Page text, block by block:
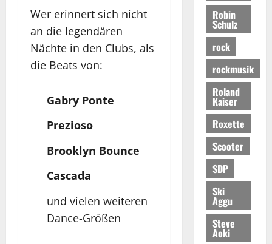
Wer erinnert sich nicht
an die legendären
Nächte in den Clubs, als
die Beats von:
Gabry Ponte
Prezioso
Brooklyn Bounce
Cascada
und vielen weiteren
Dance-Größen
Robin
Schulz
rock
rockmusik
Roland
Kaiser
Roxette
Scooter
SDP
Ski
Aggu
Steve
Aoki